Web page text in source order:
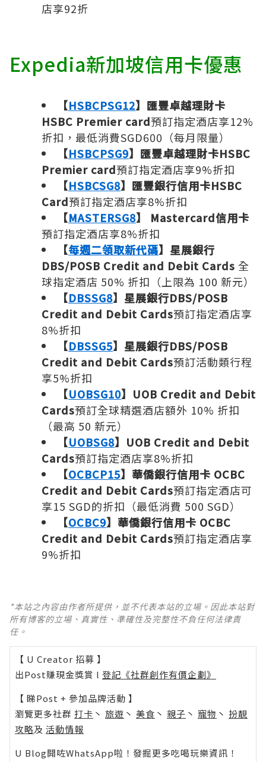
店享92折
Expedia新加坡信用卡優惠
【HSBCPSG12】匯豐卓越理財卡
HSBC Premier card預訂指定酒店享12%
折扣，最低消費SGD600（每月限量）
【HSBCPSG9】匯豐卓越理財卡HSBC
Premier card預訂指定酒店享9%折扣
【HSBCSG8】匯豐銀行信用卡HSBC
Card預訂指定酒店享8%折扣
【MASTERSG8】
Mastercard信用卡
預訂指定酒店享8%折扣
【每週二領取新代碼】星展銀行
DBS/POSB Credit and Debit Cards 全
球指定酒店 50% 折扣（上限為 100 新元）
【DBSSG8】星展銀行DBS/POSB
Credit and Debit Cards預訂指定酒店享
8%折扣
【DBSSG5】星展銀行DBS/POSB
Credit and Debit Cards預訂活動類行程
享5%折扣
【UOBSG10】UOB Credit and Debit
Cards預訂全球精選酒店額外 10% 折扣
（最高 50 新元）
【UOBSG8】UOB Credit and Debit
Cards預訂指定酒店享8%折扣
【OCBCP15】華僑銀行信用卡 OCBC
Credit and Debit Cards預訂指定酒店可
享15 SGD的折扣（最低消費 500 SGD）
【OCBC9】華僑銀行信用卡 OCBC
Credit and Debit Cards預訂指定酒店享
9%折扣
*本站之內容由作者所提供，並不代表本站的立場。因此本站對
所有博客的立場、真實性、準確性及完整性不負任何法律責
任。
【 U Creator 招募 】
出Post賺現金獎賞 l 登記《社群創作有價企劃》
【 睇Post + 參加品牌活動 】
瀏覽更多社群 打卡 丶 旅遊 丶 美食 丶 親子 丶 寵物 丶 扮靚
攻略及 活動情報
U Blog開咗WhatsApp啦！發掘更多吃喝玩樂資訊！